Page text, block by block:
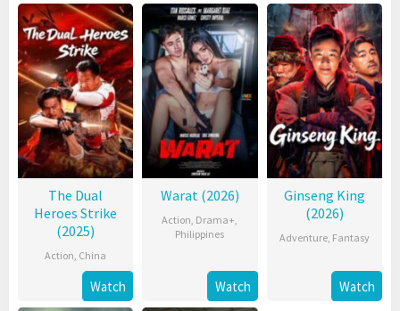
The Dual
Heroes Strike
(2025)
Action, China
Watch
Warat (2026)
Action, Drama+,
Philippines
Watch
Ginseng King
(2026)
Adventure, Fantasy
Watch